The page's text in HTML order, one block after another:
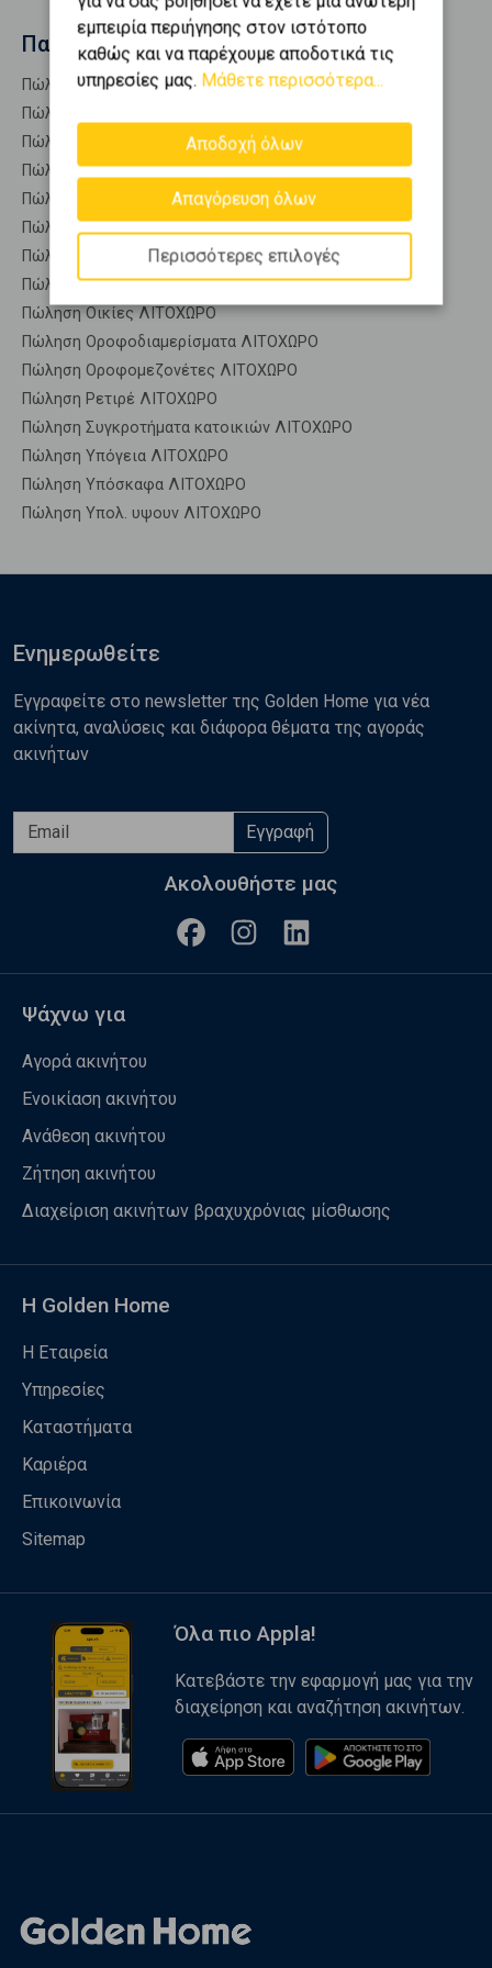
Παρόμοιες αναζητήσεις
Πώληση Κατοικίες ΛΙΤΟΧΩΡΟ
Πώληση Αποθήκες ΛΙΤΟΧΩΡΟ
Πώληση Γκαρσονιέρες ΛΙΤΟΧΩΡΟ
Πώληση Διαμερίσματα ΛΙΤΟΧΩΡΟ
Πώληση Κτίρια ΛΙΤΟΧΩΡΟ
Πώληση Μεζονέτες (ανεξάρτητη) ΛΙΤΟΧΩΡΟ
Πώληση Μεζονέτες (εφαπτόμενη) ΛΙΤΟΧΩΡΟ
Πώληση Μονοκατοικίες ΛΙΤΟΧΩΡΟ
Πώληση Οικίες ΛΙΤΟΧΩΡΟ
Πώληση Οροφοδιαμερίσματα ΛΙΤΟΧΩΡΟ
Πώληση Οροφομεζονέτες ΛΙΤΟΧΩΡΟ
Πώληση Ρετιρέ ΛΙΤΟΧΩΡΟ
Πώληση Συγκροτήματα κατοικιών ΛΙΤΟΧΩΡΟ
Πώληση Υπόγεια ΛΙΤΟΧΩΡΟ
Πώληση Υπόσκαφα ΛΙΤΟΧΩΡΟ
Πώληση Υπολ. υψουν ΛΙΤΟΧΩΡΟ
εμπειρία περιήγησης στον ιστότοπο
καθώς και να παρέχουμε αποδοτικά τις
υπηρεσίες μας. Μάθετε περισσότερα...
Αποδοχή όλων
Απαγόρευση όλων
Περισσότερες επιλογές
Ενημερωθείτε
Εγγραφείτε στο newsletter της Golden Home για νέα
ακίνητα, αναλύσεις και διάφορα θέματα της αγοράς
ακινήτων
Εγγραφή
Ακολουθήστε μας
Ψάχνω για
Αγορά ακινήτου
Ενοικίαση ακινήτου
Ανάθεση ακινήτου
Ζήτηση ακινήτου
Διαχείριση ακινήτων βραχυχρόνιας μίσθωσης
Η Golden Home
Η Εταιρεία
Υπηρεσίες
Καταστήματα
Καριέρα
Επικοινωνία
Sitemap
Όλα πιο Appla!
Κατεβάστε την εφαρμογή μας για την
διαχείρηση και αναζήτηση ακινήτων.